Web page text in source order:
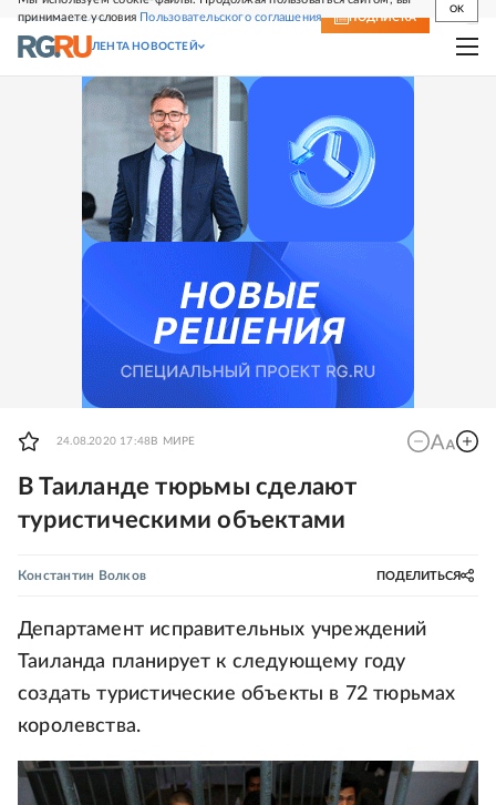
принимаете условия Пользовательского соглашения
OK
СВЕЖИЙ НОМЕР ПОДПИСКА
ЛЕНТА НОВОСТЕЙ
24.08.2020 17:48 В МИРЕ
В Таиланде тюрьмы сделают
туристическими объектами
Константин Волков ПОДЕЛИТЬСЯ
Департамент исправительных учреждений
Таиланда планирует к следующему году
создать туристические объекты в 72 тюрьмах
королевства.